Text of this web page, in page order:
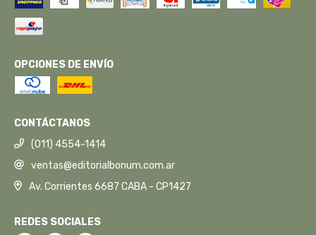
OPCIONES DE ENVÍO
CONTÁCTANOS
(011) 4554-1414
ventas@editorialbonum.com.ar
Av. Corrientes 6687 CABA - CP1427
REDES SOCIALES